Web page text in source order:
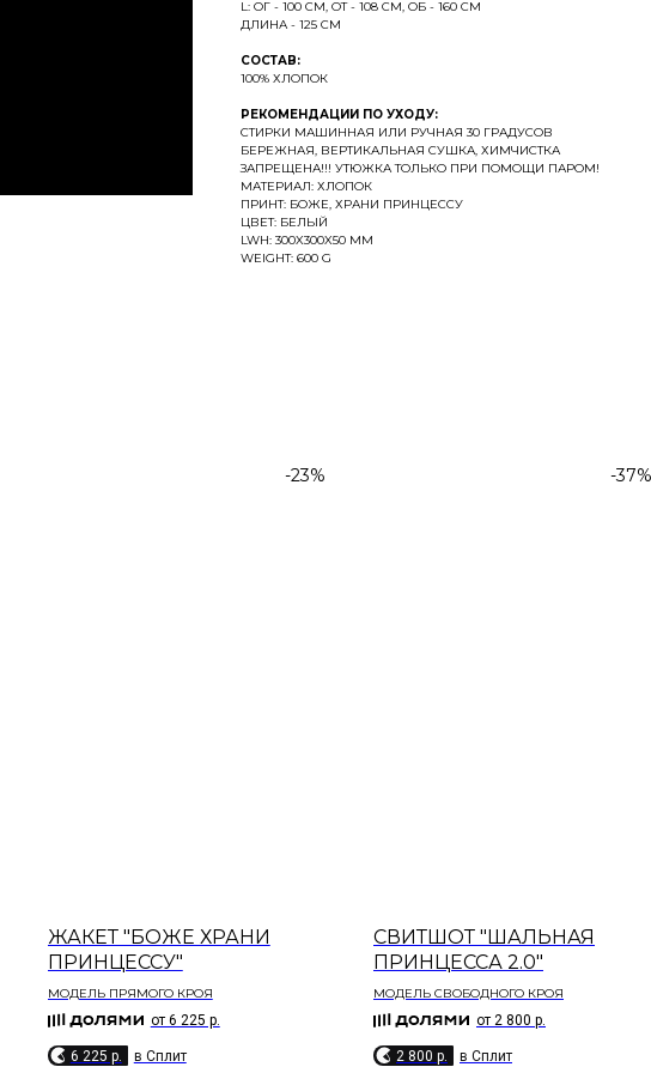
L: ОГ - 100 СМ, ОТ - 108 СМ, ОБ - 160 СМ
ДЛИНА - 125 СМ
СОСТАВ:
100% ХЛОПОК
РЕКОМЕНДАЦИИ ПО УХОДУ:
СТИРКИ МАШИННАЯ ИЛИ РУЧНАЯ 30 ГРАДУСОВ
БЕРЕЖНАЯ, ВЕРТИКАЛЬНАЯ СУШКА, ХИМЧИСТКА
ЗАПРЕЩЕНА!!! УТЮЖКА ТОЛЬКО ПРИ ПОМОЩИ ПАРОМ!
МАТЕРИАЛ: ХЛОПОК
ПРИНТ: БОЖЕ, ХРАНИ ПРИНЦЕССУ
ЦВЕТ: БЕЛЫЙ
LWH: 300X300X50 MM
WEIGHT: 600 G
-23%
ЖАКЕТ "БОЖЕ ХРАНИ
ПРИНЦЕССУ"
МОДЕЛЬ ПРЯМОГО КРОЯ​
от 6 225 р.
6 225 p. в Сплит
-37%
СВИТШОТ "ШАЛЬНАЯ
ПРИНЦЕССА 2.0"
МОДЕЛЬ СВОБОДНОГО КРОЯ
от 2 800 р.
2 800 p. в Сплит